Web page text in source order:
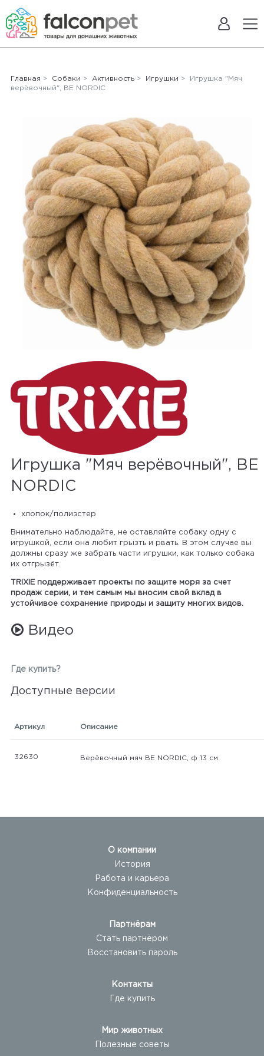
Главная > Собаки > Активность> Игрушки > Игрушка "Мяч
верёвочный", BE NORDIC
Игрушка "Мяч верёвочный", BE
NORDIC
хлопок/полиэстер
Внимательно наблюдайте, не оставляйте собаку одну с
игрушкой, если она любит грызть и рвать. В этом случае вы
должны сразу же забрать части игрушки, как только собака
их отгрызёт.
TRIXIE поддерживает проекты по защите моря за счет
продаж серии, и тем самым мы вносим свой вклад в
устойчивое сохранение природы и защиту многих видов.
Видео
Где купить?
Доступные версии
Артикул Описание
32630 Верёвочный мяч BE NORDIC, ф 13 см
О компании
История
Работа и карьера
Конфиденциальность
Партнёрам
Стать партнёром
Восстановить пароль
Контакты
Где купить
Мир животных
Полезные советы